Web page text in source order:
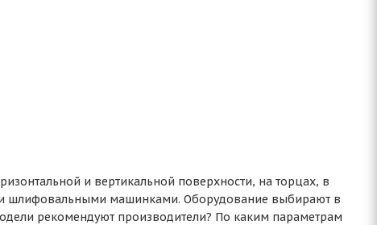
и вертикальной поверхности, на торцах, в
шлифовальными машинками. Оборудование выбирают в
рекомендуют производители? По каким параметрам